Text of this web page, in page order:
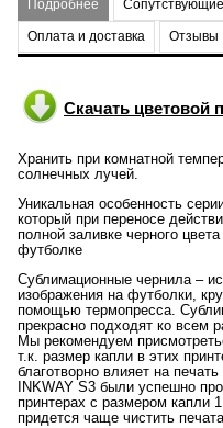
Подробнее
Оплата и доставка Отзывы
Скачать цветовой
Хранить при комнатной
солнечных лучей.
Уникальная особенность
который при переносе
полной заливке черного
футболке
Сублимационные чернила –
изображения на футболки,
помощью термопресса.
прекрасно подходят ко всем
Мы рекомендуем
т.к. размер капли в этих
благотворно влияет на
INKWAY S3 были успешно
принтерах с размером капли
придется чаще чистить